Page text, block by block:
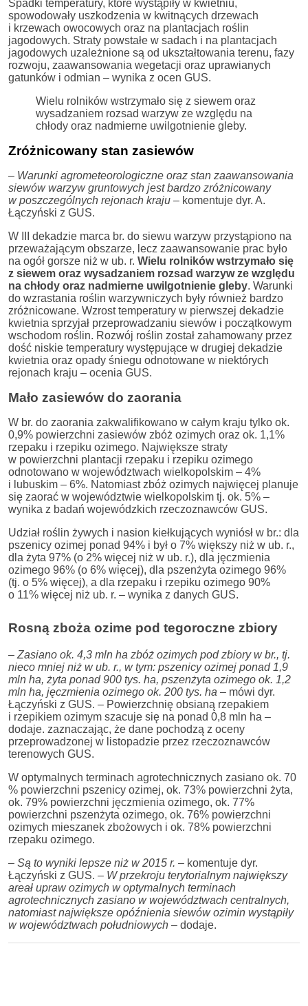
Spadki temperatury, które wystąpiły w kwietniu,
spowodowały uszkodzenia w kwitnących drzewach
i krzewach owocowych oraz na plantacjach roślin
jagodowych. Straty powstałe w sadach i na plantacjach
jagodowych uzależnione są od ukształtowania terenu, fazy
rozwoju, zaawansowania wegetacji oraz uprawianych
gatunków i odmian – wynika z ocen GUS.
Wielu rolników wstrzymało się z siewem oraz
wysadzaniem rozsad warzyw ze względu na
chłody oraz nadmierne uwilgotnienie gleby.
Zróżnicowany stan zasiewów
– Warunki agrometeorologiczne oraz stan zaawansowania
siewów warzyw gruntowych jest bardzo zróżnicowany
w poszczególnych rejonach kraju – komentuje dyr. A.
Łączyński z GUS.
W III dekadzie marca br. do siewu warzyw przystąpiono na
przeważającym obszarze, lecz zaawansowanie prac było
na ogół gorsze niż w ub. r. Wielu rolników wstrzymało się
z siewem oraz wysadzaniem rozsad warzyw ze względu
na chłody oraz nadmierne uwilgotnienie gleby. Warunki
do wzrastania roślin warzywniczych były również bardzo
zróżnicowane. Wzrost temperatury w pierwszej dekadzie
kwietnia sprzyjał przeprowadzaniu siewów i początkowym
wschodom roślin. Rozwój roślin został zahamowany przez
dość niskie temperatury występujące w drugiej dekadzie
kwietnia oraz opady śniegu odnotowane w niektórych
rejonach kraju – ocenia GUS.
Mało zasiewów do zaorania
W br. do zaorania zakwalifikowano w całym kraju tylko ok.
0,9% powierzchni zasiewów zbóż ozimych oraz ok. 1,1%
rzepaku i rzepiku ozimego. Największe straty
w powierzchni plantacji rzepaku i rzepiku ozimego
odnotowano w województwach wielkopolskim – 4%
i lubuskim – 6%. Natomiast zbóż ozimych najwięcej planuje
się zaorać w województwie wielkopolskim tj. ok. 5% –
wynika z badań wojewódzkich rzeczoznawców GUS.
Udział roślin żywych i nasion kiełkujących wyniósł w br.: dla
pszenicy ozimej ponad 94% i był o 7% większy niż w ub. r.,
dla żyta 97% (o 2% więcej niż w ub. r.), dla jęczmienia
ozimego 96% (o 6% więcej), dla pszenżyta ozimego 96%
(tj. o 5% więcej), a dla rzepaku i rzepiku ozimego 90%
o 11% więcej niż ub. r. – wynika z danych GUS.
Rosną zboża ozime pod tegoroczne zbiory
– Zasiano ok. 4,3 mln ha zbóż ozimych pod zbiory w br., tj.
nieco mniej niż w ub. r., w tym: pszenicy ozimej ponad 1,9
mln ha, żyta ponad 900 tys. ha, pszenżyta ozimego ok. 1,2
mln ha, jęczmienia ozimego ok. 200 tys. ha – mówi dyr.
Łączyński z GUS. – Powierzchnię obsianą rzepakiem
i rzepikiem ozimym szacuje się na ponad 0,8 mln ha –
dodaje. zaznaczając, że dane pochodzą z oceny
przeprowadzonej w listopadzie przez rzeczoznawców
terenowych GUS.
W optymalnych terminach agrotechnicznych zasiano ok. 70
% powierzchni pszenicy ozimej, ok. 73% powierzchni żyta,
ok. 79% powierzchni jęczmienia ozimego, ok. 77%
powierzchni pszenżyta ozimego, ok. 76% powierzchni
ozimych mieszanek zbożowych i ok. 78% powierzchni
rzepaku ozimego.
– Są to wyniki lepsze niż w 2015 r. – komentuje dyr.
Łączyński z GUS. – W przekroju terytorialnym największy
areał upraw ozimych w optymalnych terminach
agrotechnicznych zasiano w województwach centralnych,
natomiast największe opóźnienia siewów ozimin wystąpiły
w województwach południowych – dodaje.